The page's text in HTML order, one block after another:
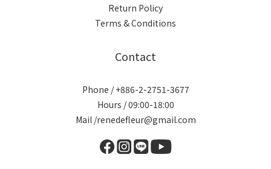
Return Policy
Terms & Conditions
Contact
Phone / +886-2-2751-3677
Hours / 09:00-18:00
Mail /renedefleur@gmail.com